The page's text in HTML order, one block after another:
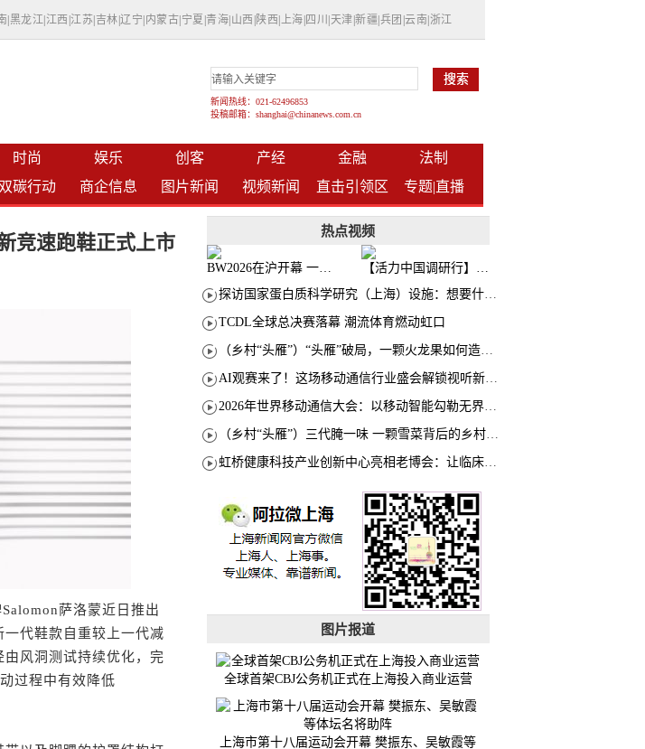
黑龙江 江西 江苏 吉林 |辽宁 内蒙古 宁夏 青海 山西 陕西 上海 四川 天津 |新疆 兵团 |云南 浙江
新闻热线：021-62496853
投稿邮箱：shanghai@chinanews.com.cn
时尚 娱乐 创客 产经 金融
法制
双碳行动 商企信息 图片新闻 视频新闻 直击引领区 专题|直播
竞速跑鞋正式上市
萨洛蒙近日推出
代鞋款自重较上一代减
风洞测试持续优化，完
过程中有效降低
热点视频
BW2026在沪开幕 一众次元品牌集中发布全新企划
【活力中国调研行】上海机器人研究院以技术标准撬动长三角智造协同
探访国家蛋白质科学研究（上海）设施：想要什么蛋白 AI直接设计合成
TCDL全球总决赛落幕 潮流体育燃动虹口
（乡村“头雁”）“头雁”破局，一颗火龙果如何造就沪上乡村特色产业化路径
AI观赛来了！这场移动通信行业盛会解锁视听新玩法
2026年世界移动通信大会：以移动智能勾勒无界普惠新愿景
（乡村“头雁”）三代腌一味 一颗雪菜背后的乡村致富经
虹桥健康科技产业创新中心亮相老博会：让临床“需求”定义银发经济新生态
图片报道
全球首架CBJ公务机正式在上海投入商业运营
上海市第十八届运动会开幕 樊振东、吴敏霞等